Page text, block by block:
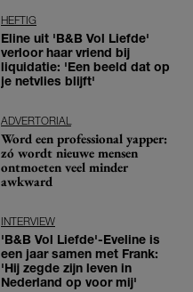
HEFTIG
Eline uit 'B&B Vol Liefde'
verloor haar vriend bij
liquidatie: 'Een beeld dat op
je netvlies blijft'
ADVERTORIAL
Word een professional yapper:
zó wordt nieuwe mensen
ontmoeten veel minder
awkward
INTERVIEW
'B&B Vol Liefde'-Eveline is
een jaar samen met Frank:
'Hij zegde zijn leven in
Nederland op voor mij'